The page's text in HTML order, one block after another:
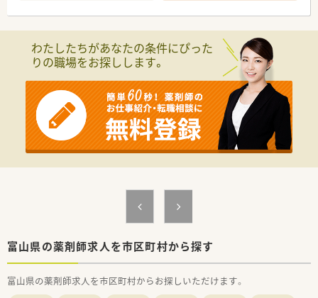
わたしたちがあなたの条件にぴった
りの職場をお探しします。
富山県の薬剤師求人を市区町村から探す
富山県の薬剤師求人を市区町村からお探しいただけます。